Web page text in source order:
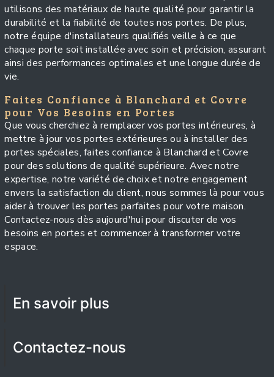
utilisons des matériaux de haute qualité pour garantir la
durabilité et la fiabilité de toutes nos portes. De plus,
notre équipe d'installateurs qualifiés veille à ce que
chaque porte soit installée avec soin et précision, assurant
ainsi des performances optimales et une longue durée de
vie.
Faites Confiance à Blanchard et Covre
pour Vos Besoins en Portes
Que vous cherchiez à remplacer vos portes intérieures, à
mettre à jour vos portes extérieures ou à installer des
portes spéciales, faites confiance à Blanchard et Covre
pour des solutions de qualité supérieure. Avec notre
expertise, notre variété de choix et notre engagement
envers la satisfaction du client, nous sommes là pour vous
aider à trouver les portes parfaites pour votre maison.
Contactez-nous dès aujourd'hui pour discuter de vos
besoins en portes et commencer à transformer votre
espace.
En savoir plus
Contactez-nous